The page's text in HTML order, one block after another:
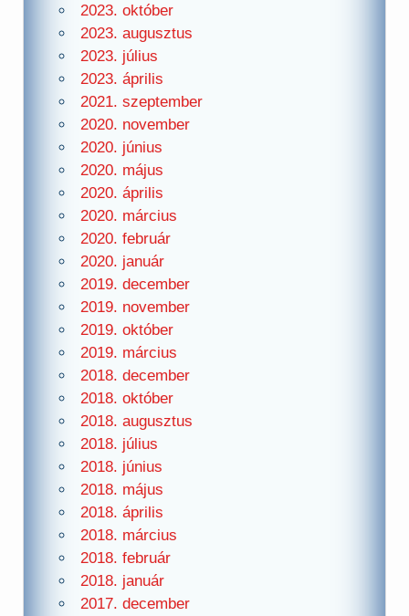
2023. október
2023. augusztus
2023. július
2023. április
2021. szeptember
2020. november
2020. június
2020. május
2020. április
2020. március
2020. február
2020. január
2019. december
2019. november
2019. október
2019. március
2018. december
2018. október
2018. augusztus
2018. július
2018. június
2018. május
2018. április
2018. március
2018. február
2018. január
2017. december